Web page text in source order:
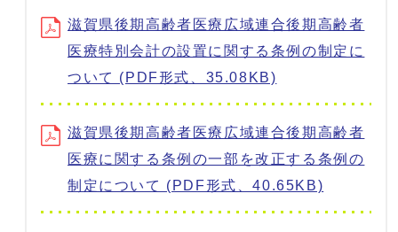
滋賀県後期高齢者医療広域連合後期高齢者
医療特別会計の設置に関する条例の制定に
ついて (PDF形式、35.08KB)
滋賀県後期高齢者医療広域連合後期高齢者
医療に関する条例の一部を改正する条例の
制定について (PDF形式、40.65KB)